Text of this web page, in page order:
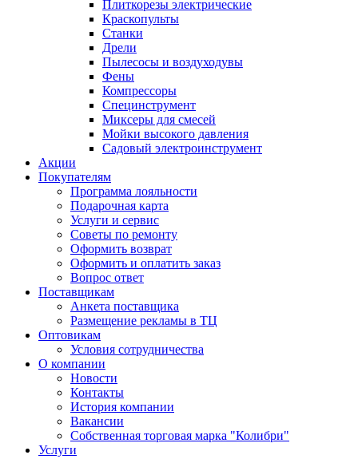
Плиткорезы электрические
Краскопульты
Станки
Дрели
Пылесосы и воздуходувы
Фены
Компрессоры
Специнструмент
Миксеры для смесей
Мойки высокого давления
Садовый электроинструмент
Акции
Покупателям
Программа лояльности
Подарочная карта
Услуги и сервис
Советы по ремонту
Оформить возврат
Оформить и оплатить заказ
Вопрос ответ
Поставщикам
Анкета поставщика
Размещение рекламы в ТЦ
Оптовикам
Условия сотрудничества
О компании
Новости
Контакты
История компании
Вакансии
Собственная торговая марка "Колибри"
Услуги